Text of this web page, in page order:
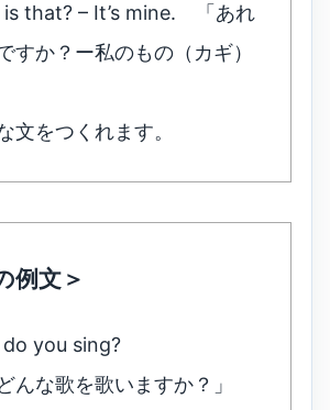
that? – It’s mine. 「あれ
すか？ー私のもの（カギ）
文をつくれます。
例文＞
you sing?
んな歌を歌いますか？」